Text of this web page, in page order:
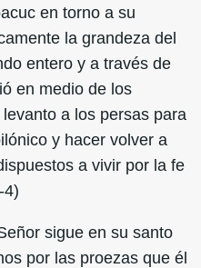
en torno a su
la grandeza del
entero y a través de
en medio de los
a los persas para
y hacer volver a
a vivir por la fe
4)
sigue en su santo
por las proezas que él